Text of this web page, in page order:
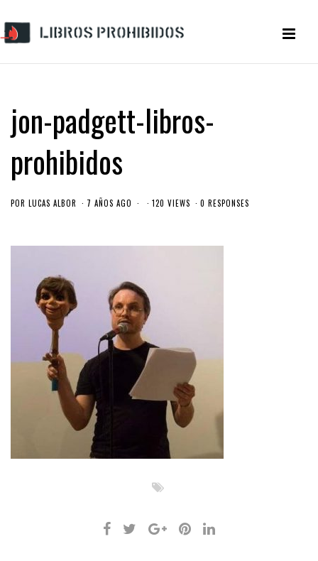
jon-padgett-libros-
prohibidos
POR LUCAS ALBOR 7 AÑOS AGO 120 VIEWS 0 RESPONSES